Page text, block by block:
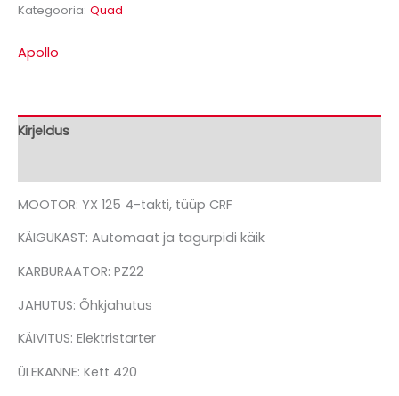
Kategooria: Quad
Apollo
Kirjeldus
MOOTOR: YX 125 4-takti, tüüp CRF
KÄIGUKAST: Automaat ja tagurpidi käik
KARBURAATOR: PZ22
JAHUTUS: Õhkjahutus
KÄIVITUS: Elektristarter
ÜLEKANNE: Kett 420